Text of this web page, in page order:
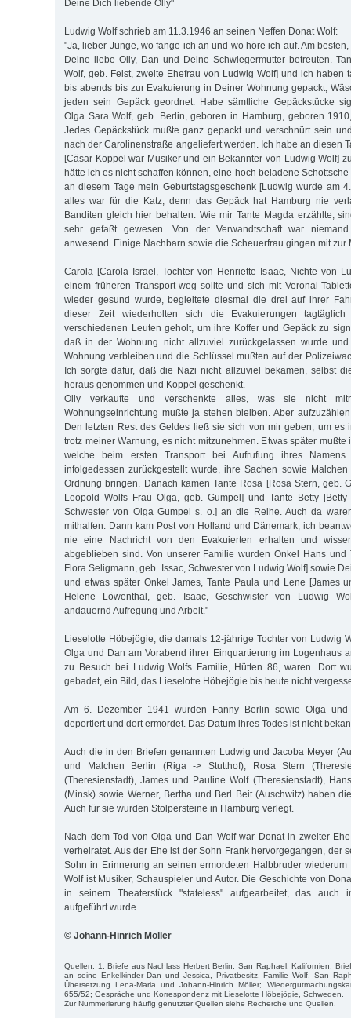
Deine Dich liebende Olly"
Ludwig Wolf schrieb am 11.3.1946 an seinen Neffen Donat Wolf:
"Ja, lieber Junge, wo fange ich an und wo höre ich auf. Am
Deine liebe Olly, Dan und Deine Schwiegermutter betreuten.
Wolf, geb. Felst, zweite Ehefrau von Ludwig Wolf] und ich haben
bis abends bis zur Evakuierung in Deiner Wohnung gepackt,
jeden sein Ge­päck geordnet. Habe sämtliche Gepäckstücke
Olga Sara Wolf, geb. Berlin, geboren in Hamburg, geboren
Jedes Gepäckstück mußte ganz gepackt und verschnürt sein
nach der Carolinenstraße angeliefert werden. Ich habe an diesen
[Cäsar Koppel war Musiker und ein Bekannter von Ludwig Wolf]
hätte ich es nicht schaffen können, eine hoch beladene
an diesem Tage mein Geburtstagsgeschenk [Ludwig wurde am
alles war für die Katz, denn das Gepäck hat Hamburg nie
Banditen gleich hier behalten. Wie mir Tante Magda erzählte,
sehr gefaßt gewesen. Von der Verwandtschaft war
anwesend. Einige Nachbarn sowie die Scheuerfrau gingen mit zur
Carola [Carola Israel, Tochter von Henriette Isaac, Nichte von
einem früheren Transport weg sollte und sich mit Veronal-
wieder gesund wurde, begleitete diesmal die drei auf ihrer
dieser Zeit wiederholten sich die Evakuierungen
verschiedenen Leuten geholt, um ihre Koffer und Gepäck zu
daß in der Wohnung nicht allzuviel zurückgelassen wurde
Wohnung verbleiben und die Schlüssel mußten auf der
Ich sorgte dafür, daß die Nazi nicht allzuviel bekamen, selbst
heraus genommen und Koppel geschenkt.
Olly verkaufte und verschenkte alles, was sie nicht
Wohnungseinrichtung mußte ja stehen bleiben. Aber
Den letzten Rest des Geldes ließ sie sich von mir geben, um es
trotz meiner Warnung, es nicht mitzunehmen. Etwas später mußte
welche beim ersten Transport bei Aufrufung ihres Namens
infolgedessen zurückgestellt wurde, ihre Sachen sowie
Ordnung bringen. Danach kamen Tante Rosa [Rosa Stern, geb.
Leopold Wolfs Frau Olga, geb. Gumpel] und Tante Betty [Betty
Schwester von Olga Gumpel s. o.] an die Reihe. Auch da
mithalfen. Dann kam Post von Holland und Dänemark, ich
nie eine Nachricht von den Evakuierten erhalten und
abgeblieben sind. Von unserer Familie wurden Onkel Hans und
Flora Se­lig­mann, geb. Issac, Schwester von Ludwig Wolf] sowie
und etwas später Onkel James, Tante Paula und Lene [James
Helene Löwenthal, geb. Isaac, Geschwister von Ludwig
andauernd Aufregung und Arbeit."
Lieselotte Höbejögie, die damals 12-jährige Tochter von Ludwig
Olga und Dan am Vorabend ihrer Einquartierung im Logenhaus
zu Besuch bei Ludwig Wolfs Familie, Hütten 86, waren. Dort
gebadet, ein Bild, das Lieselotte Höbejögie bis heute nicht
Am 6. Dezember 1941 wurden Fanny Berlin sowie Olga
deportiert und dort ermordet. Das Datum ihres Todes ist nicht
Auch die in den Briefen genannten Ludwig und Jacoba Meyer
und Malchen Berlin (Riga -> Stutthof), Rosa Stern
(Theresienstadt), James und Pauline Wolf (Theresienstadt),
(Minsk) sowie Werner, Bertha und Berl Beit (Auschwitz) haben
Auch für sie wurden Stolpersteine in Hamburg verlegt.
Nach dem Tod von Olga und Dan Wolf war Donat in zweiter
verheiratet. Aus der Ehe ist der Sohn Frank hervorgegangen, der
Sohn in Erinnerung an seinen ermordeten Halbbruder
Wolf ist Musiker, Schauspieler und Autor. Die Geschichte von
in seinem Theaterstück "stateless" aufgearbeitet, das auch
aufgeführt wurde.
© Johann-Hinrich Möller
Quellen: 1; Briefe aus Nachlass Herbert Berlin, San Raphael, Kalifornien;
an seine Enkelkinder Dan und Jessica, Privatbesitz, Familie Wolf, San
Übersetzung Lena-Maria und Johann-Hinrich Möller;
655/52; Gespräche und Korrespondenz mit Lieselotte Höbejögie, Schweden.
Zur Nummerierung häufig genutzter Quellen siehe Recherche und Quellen.